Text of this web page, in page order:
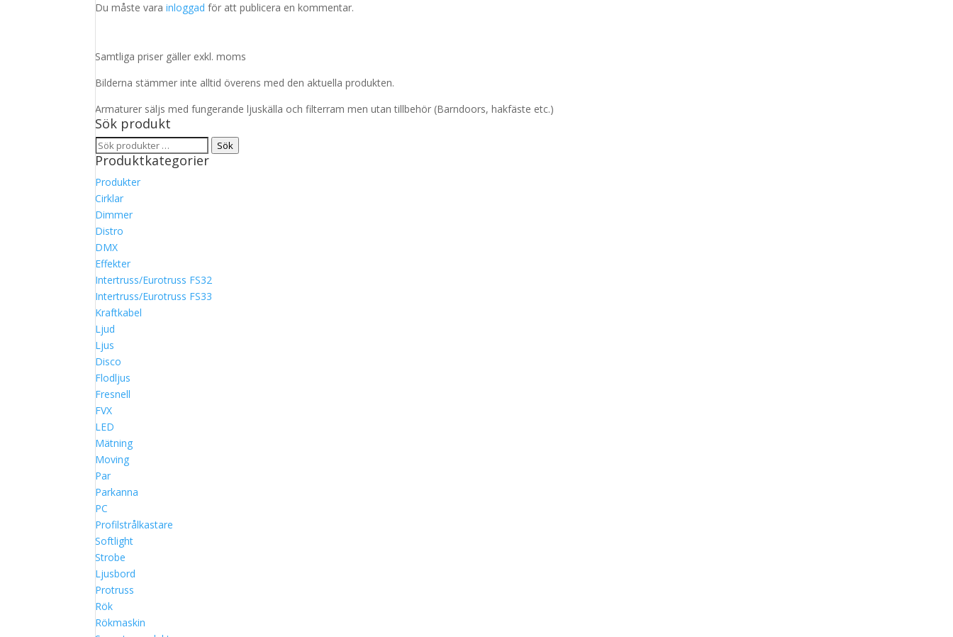
Du måste varainloggad för att publicera en kommentar.
Samtliga priser gäller exkl. moms
Bilderna stämmer inte alltid överens med den aktuella produkten.
Armaturer säljs med fungerande ljuskälla och filterram men utan tillbehör (Barndoors, hakfäste etc.)
Sök produkt
Sök
efter:
Sök
Produktkategorier
Produkter
Cirklar
Dimmer
Distro
DMX
Effekter
Intertruss/Eurotruss FS32
Intertruss/Eurotruss FS33
Kraftkabel
Ljud
Ljus
Disco
Flodljus
Fresnell
FVX
LED
Mätning
Moving
Par
Parkanna
PC
Profilstrålkastare
Softlight
Strobe
Ljusbord
Protruss
Rök
Rökmaskin